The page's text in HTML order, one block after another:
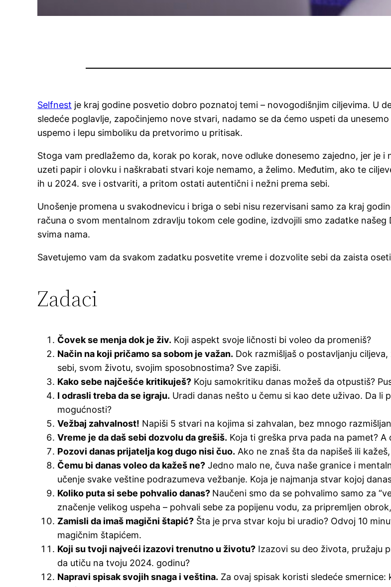
Selfnest je kraj godine posvetio dobro poznatoj temi – novogodišnjim ciljevima. U
sledeće poglavlje, započinjemo nove stvari, nadamo se da ćemo uspeti da
uspemo i lepu simboliku da pretvorimo u pritisak.
Stoga vam predlažemo da, korak po korak, nove odluke donesemo zajedno, jer je
uzeti papir i olovku i naškrabati stvari koje nemamo, a želimo. Međutim, ako te
ih u 2024. sve i ostvariti, a pritom ostati autentični i nežni prema sebi.
Unošenje promena u svakodnevicu i briga o sebi nisu rezervisani samo za kraj
računa o svom mentalnom zdravlju tokom cele godine, izdvojili smo zadatke
svima nama.
Savetujemo vam da svakom zadatku posvetite vreme i dozvolite sebi da zaista
Zadaci
Čovek se menja dok je živ. Koji aspekt svoje ličnosti bi voleo da promeniš?
Način na koji pričamo sa sobom je važan. Dok razmišljaš o postavljanju
sebi, svom životu, svojim sposobnostima? Sve zapiši.
Kako sebe najčešće kritikuješ? Koju samokritiku danas možeš da otpustiš?
I odrasli treba da se igraju. Uradi danas nešto u čemu si kao dete uživao. Da li
mogućnosti?
Vežbaj zahvalnost! Napiši 5 stvari na kojima si zahvalan, bez mnogo
Vreme je da daš sebi dozvolu da grešiš. Koja ti greška prva pada na pamet?
Pozovi danas prijatelja kog dugo nisi čuo. Ako ne znaš šta da napišeš ili
Čemu bi danas voleo da kažeš ne? Jedno malo ne, čuva naše granice i
učenje svake veštine podrazumeva vežbanje. Koja je najmanja stvar kojoj
Koliko puta si sebe pohvalio danas? Naučeni smo da se pohvalimo samo za
značenje velikog uspeha – pohvali sebe za popijenu vodu, za pripremljen
Zamisli da imaš magični štapić? Šta je prva stvar koju bi uradio? Odvoj 10
magičnim štapićem.
Koji su tvoji najveći izazovi trenutno u životu? Izazovi su deo života, pružaju
da utiču na tvoju 2024. godinu?
Napravi spisak svojih snaga i veština. Za ovaj spisak koristi sledeće